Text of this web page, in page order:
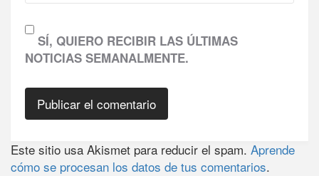
SÍ, QUIERO RECIBIR LAS ÚLTIMAS
NOTICIAS SEMANALMENTE.
Este sitio usa Akismet para reducir el spam. Aprende
cómo se procesan los datos de tus comentarios.